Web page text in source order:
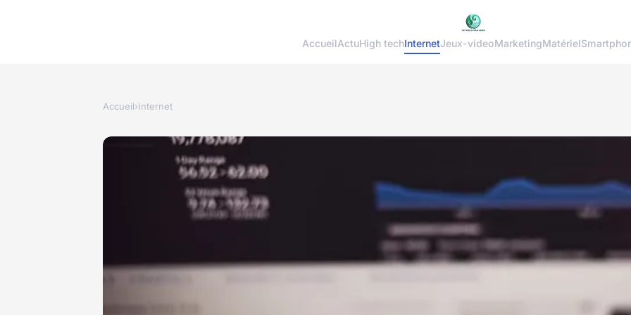
AccueilActuHigh techInternetJeux-videoMarketingMatériel
Accueil›Internet